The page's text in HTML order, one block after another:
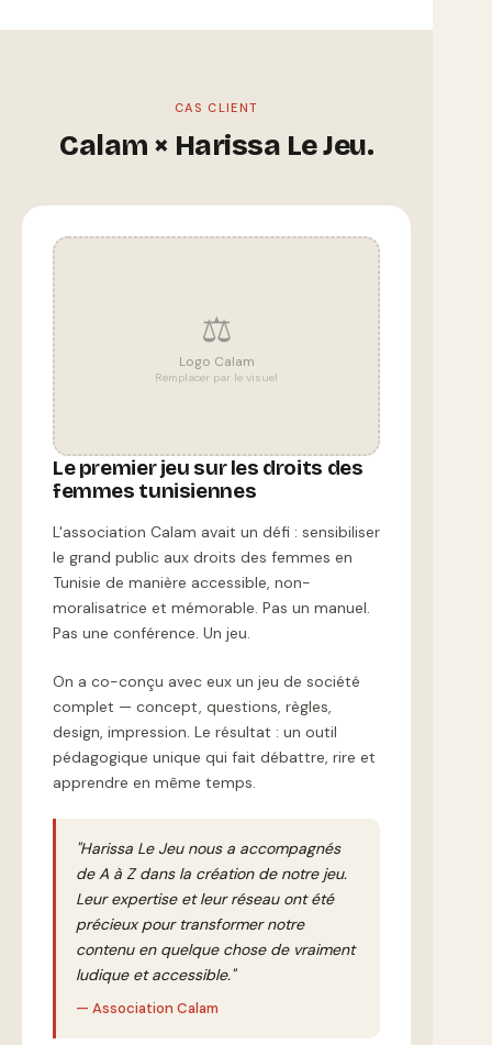
CAS CLIENT
Calam × Harissa Le Jeu.
⚖️
Logo Calam
Remplacer par le visuel
Le premier jeu sur les droits des
femmes tunisiennes
L'association Calam avait un défi : sensibiliser
le grand public aux droits des femmes en
Tunisie de manière accessible, non-
moralisatrice et mémorable. Pas un manuel.
Pas une conférence. Un jeu.
On a co-conçu avec eux un jeu de société
complet — concept, questions, règles,
design, impression. Le résultat : un outil
pédagogique unique qui fait débattre, rire et
apprendre en même temps.
"Harissa Le Jeu nous a accompagnés
de A à Z dans la création de notre jeu.
Leur expertise et leur réseau ont été
précieux pour transformer notre
contenu en quelque chose de vraiment
ludique et accessible."
— Association Calam